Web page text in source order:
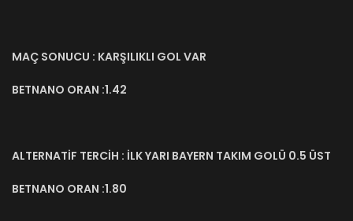
MAÇ SONUCU : KARŞILIKLI GOL VAR
BETNANO ORAN :1.42
ALTERNATİF TERCİH : İLK YARI BAYERN TAKIM GOLÜ 0.5 ÜST
BETNANO ORAN :1.80